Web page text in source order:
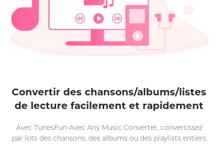
Convertir des chansons/albums/listes
de lecture facilement et rapidement
Avec TunesFun Avec Any Music Converter, convertissez
par lots des chansons, des albums ou des playlists entiers